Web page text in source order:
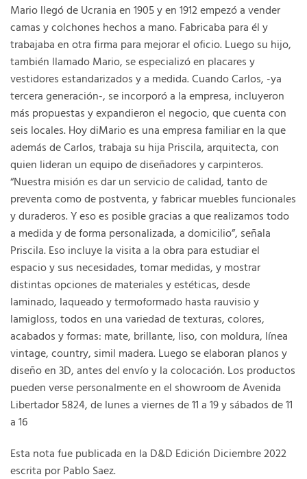
Mario llegó de Ucrania en 1905 y en 1912 empezó a vender
camas y colchones hechos a mano. Fabricaba para él y
trabajaba en otra firma para mejorar el oficio. Luego su hijo,
también llamado Mario, se especializó en placares y
vestidores estandarizados y a medida. Cuando Carlos, -ya
tercera generación-, se incorporó a la empresa, incluyeron
más propuestas y expandieron el negocio, que cuenta con
seis locales. Hoy diMario es una empresa familiar en la que
además de Carlos, trabaja su hija Priscila, arquitecta, con
quien lideran un equipo de diseñadores y carpinteros.
“Nuestra misión es dar un servicio de calidad, tanto de
preventa como de postventa, y fabricar muebles funcionales
y duraderos. Y eso es posible gracias a que realizamos todo
a medida y de forma personalizada, a domicilio”, señala
Priscila. Eso incluye la visita a la obra para estudiar el
espacio y sus necesidades, tomar medidas, y mostrar
distintas opciones de materiales y estéticas, desde
laminado, laqueado y termoformado hasta rauvisio y
lamigloss, todos en una variedad de texturas, colores,
acabados y formas: mate, brillante, liso, con moldura, línea
vintage, country, simil madera. Luego se elaboran planos y
diseño en 3D, antes del envío y la colocación. Los productos
pueden verse personalmente en el showroom de Avenida
Libertador 5824, de lunes a viernes de 11 a 19 y sábados de 11
a 16
Esta nota fue publicada en la D&D Edición Diciembre 2022
escrita por Pablo Saez.